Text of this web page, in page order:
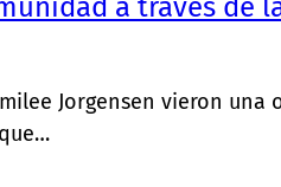
a través de
Jorgensen vieron